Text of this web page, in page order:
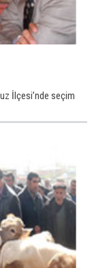
İlçesi’nde seçim